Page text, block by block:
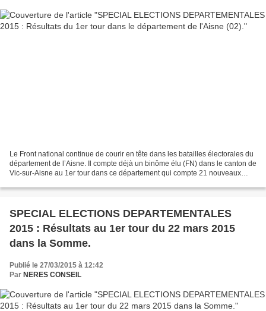
Le Front national continue de courir en tête dans les batailles électorales du
département de l’Aisne. Il compte déjà un binôme élu (FN) dans le canton de
Vic-sur-Aisne au 1er tour dans ce département qui compte 21 nouveaux
SPECIAL ELECTIONS DEPARTEMENTALES
2015 : Résultats au 1er tour du 22 mars 2015
dans la Somme.
Publié le 27/03/2015 à 12:42
Par NERES CONSEIL